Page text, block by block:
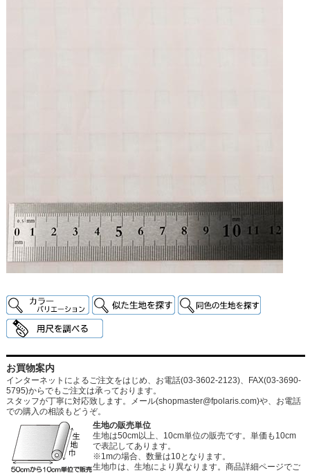
お買物案内
インターネットによるご注文をはじめ、お電話(03-3602-2123)、FAX(03-3690-
5795)からでもご注文は承っております。
スタッフが丁寧に対応致します。メール(shopmaster@fpolaris.com)や、お電話
での購入の相談もどうぞ。
生地の販売単位
生地は50cm以上、10cm単位の販売です。単価も10cm
で表記してあります。
※1mの場合、数量は10となります。
生地巾は、生地により異なります。商品詳細ページでご